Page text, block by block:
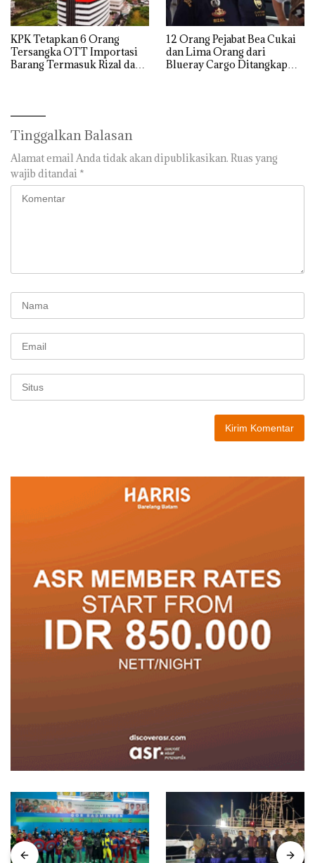
KPK Tetapkan 6 Orang
Tersangka OTT Importasi
Barang Termasuk Rizal dan
12 Orang Pejabat Bea Cukai
dan Lima Orang dari
Blueray Cargo Ditangkap
Tinggalkan Balasan
Alamat email Anda tidak akan dipublikasikan. Ruas yang
wajib ditandai *